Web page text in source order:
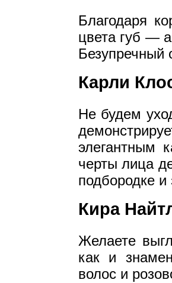
Благодаря
цвета губ —
Безупречный
Карли
Не будем
элегантным
черты лица
подбородке и
Кира
Желаете
как и
волос и